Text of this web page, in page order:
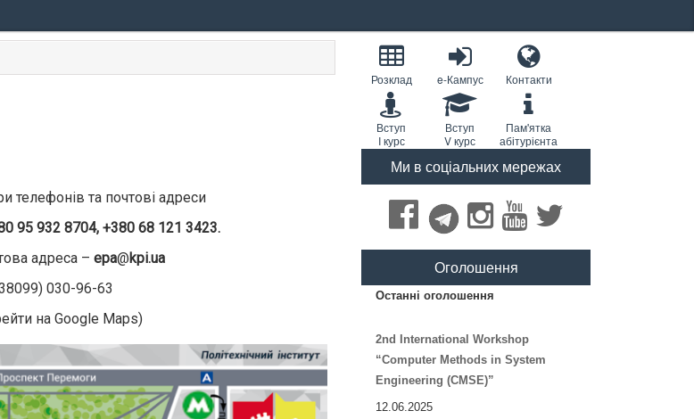
телефонів та почтові адреси
95 932 8704, +380 68 121 3423.
адреса – epa@kpi.ua
030-96-63
на Google Maps)
Розклад e-Кампус Контакти
Вступ
I курс
Вступ
V курс
Пам'ятка
абітурієнта
Ми в соціальних мережах
Оголошення
Останні оголошення
2nd International Workshop
“Computer Methods in System
Engineering (CMSE)”
12.06.2025